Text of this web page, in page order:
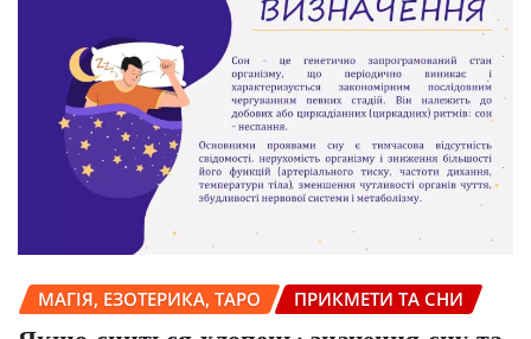
МАГІЯ, ЕЗОТЕРИКА, ТАРО ПРИКМЕТИ ТА СНИ